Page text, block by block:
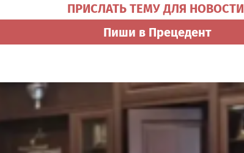
ПРИСЛАТЬ ТЕМУ ДЛЯ НОВОСТИ
Пиши в Прецедент